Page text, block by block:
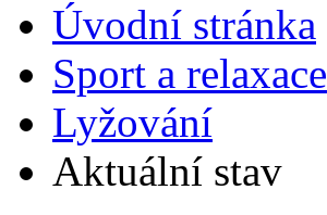
Úvodní stránka
Sport a relaxace
Lyžování
Aktuální stav